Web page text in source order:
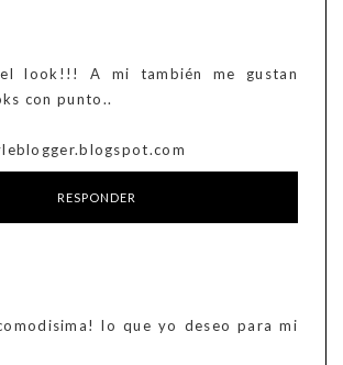
look!!! A mi también me gustan
con punto..
RESPONDER
lo que yo deseo para mi